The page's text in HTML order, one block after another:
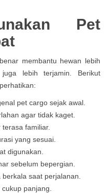
Pet
membantu hewan lebih
lebih terjamin. Berikut
pet cargo sejak awal.
agar tidak kaget.
familiar.
yang sesuai.
digunakan.
sebelum bepergian.
saat perjalanan.
panjang.